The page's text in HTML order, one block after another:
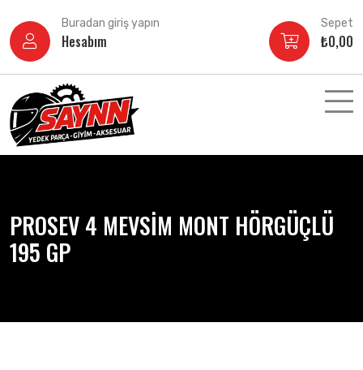
atla
Buradan giriş yapın
Hesabım
Sepet
₺0,00
PROSEV 4 MEVSİM MONT HÖRGÜÇLÜ
195 GP